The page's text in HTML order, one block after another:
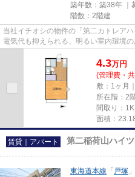
築年数：築38年 ｜
階数：2階建
当社イチオシの物件の「第二カトレア
電気代も抑えられる、明るい室内環境
4.3万円
(管理費・
敷：1ヶ月
所在階：2
間取り：1K
面積：
賃貸｜アパート 第二稲荷山ハイ
東海道本線 「 戸塚